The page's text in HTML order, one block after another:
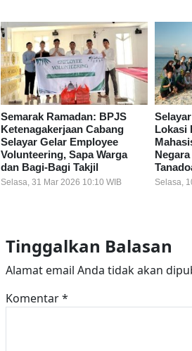
Semarak Ramadan: BPJS
Ketenagakerjaan Cabang
Selayar Gelar Employee
Volunteering, Sapa Warga
dan Bagi-Bagi Takjil
Selasa, 31 Mar 2026 10:10 WIB
Lokasi
Selasa,
Tinggalkan Balasan
Alamat email Anda tidak akan
Komentar*